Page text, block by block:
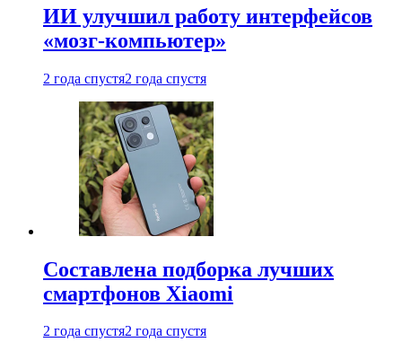
ИИ улучшил работу интерфейсов
«мозг-компьютер»
2 года спустя2 года спустя
Составлена подборка лучших
смартфонов Xiaomi
2 года спустя2 года спустя